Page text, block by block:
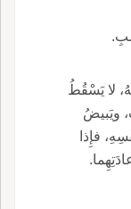
لا يَسْقُطُ
ويَبيضُ
فإِذا